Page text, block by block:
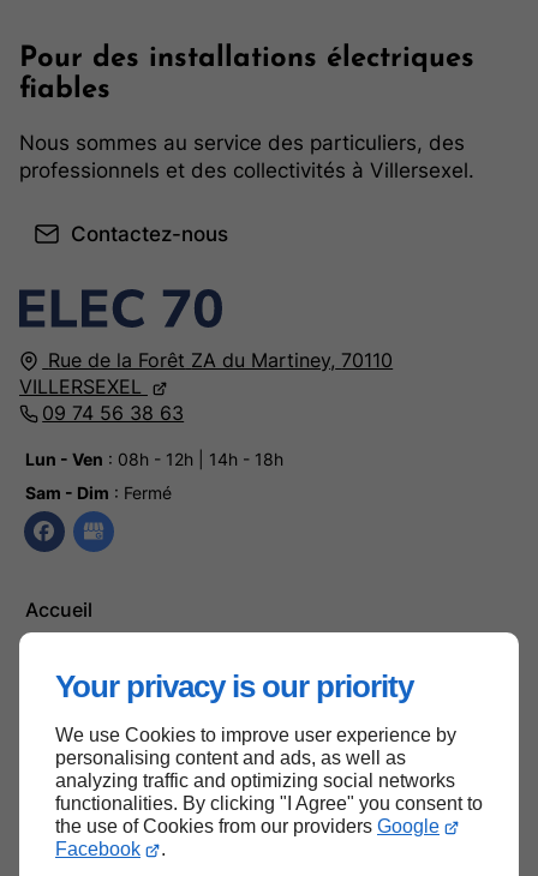
Your privacy is our priority
We use Cookies to improve user experience by
personalising content and ads, as well as
analyzing traffic and optimizing social networks
functionalities. By clicking "I Agree" you consent to
the use of Cookies from our providers Google
Facebook
.
Rue de la Forêt ZA du Martiney, 70110
VILLERSEXEL
09 74 56 38 63
Lun - Ven : 08h - 12h | 14h - 18h
Sam - Dim : Fermé
Accueil
Mentions légales
Plan du site
Pour des installations électriques
fiables
Nous sommes au service des particuliers, des
professionnels et des collectivités à Villersexel.
Contactez-nous
Haut de page